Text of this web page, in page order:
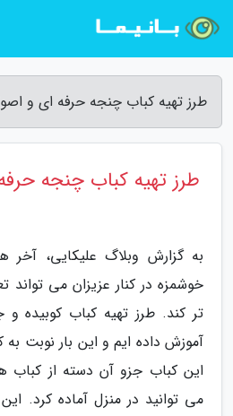
طرز تهیه کباب چنجه حرفه ای و
طرز تهیه کباب چنجه
به گزارش وبلاگ علیکایی،
خوشمزه در کنار عزیزان می
تر کند. طرز تهیه کباب کوبیده
آموزش داده ایم و این بار نوبت
این کباب جزو آن دسته از
می توانید در منزل آماده کرد.